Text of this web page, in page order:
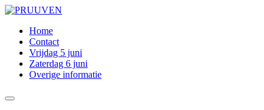
Ga
inhoud
Home
Contact
Vrijdag 5 juni
Zaterdag 6 juni
Overige informatie